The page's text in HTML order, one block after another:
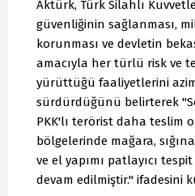
Aktürk, Türk Silahlı
güvenliğinin sağlanması,
korunması ve devletin
amacıyla her türlü risk ve
yürüttüğü faaliyetlerini
sürdürdüğünü belirterek
PKK'lı terörist daha teslim
bölgelerinde mağara,
ve el yapımı patlayıcı
devam edilmiştir." ifadesini